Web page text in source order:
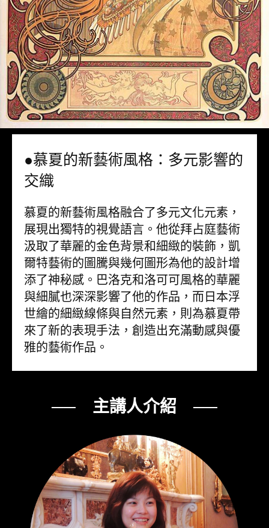
●慕夏的新藝術風格：多元影響的
交織
慕夏的新藝術風格融合了多元文化元素，
展現出獨特的視覺語言。他從拜占庭藝術
汲取了華麗的金色背景和細緻的裝飾，凱
爾特藝術的圖騰與幾何圖形為他的設計增
添了神秘感。巴洛克和洛可可風格的華麗
與細膩也深深影響了他的作品，而日本浮
世繪的細緻線條與自然元素，則為慕夏帶
來了新的表現手法，創造出充滿動感與優
雅的藝術作品。
── 主講人介紹 ──